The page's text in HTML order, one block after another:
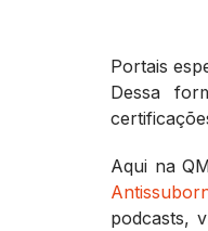
Portais
Dessa
Aqui na
podcasts,